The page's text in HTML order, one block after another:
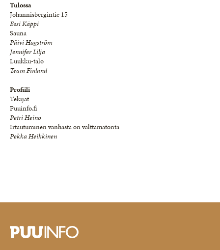
Tulossa
Johannisbergintie 15
Essi Käppi
Sauna
Päivi Hagström
Jennifer Lilja
Luukku-talo
Team Finland
Profiili
Tekijät
Puuinfo.fi
Petri Heino
Irtautuminen vanhasta on välttämätöntä
Pekka Heikkinen